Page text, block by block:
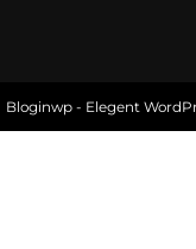
Bloginwp - Elegent